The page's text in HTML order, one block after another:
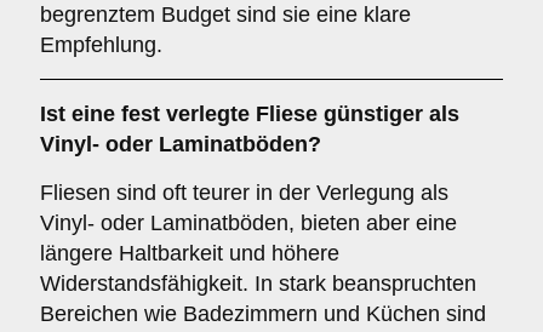
begrenztem Budget sind sie eine klare
Empfehlung.
Ist eine fest verlegte Fliese günstiger als
Vinyl- oder Laminatböden?
Fliesen sind oft teurer in der Verlegung als
Vinyl- oder Laminatböden, bieten aber eine
längere Haltbarkeit und höhere
Widerstandsfähigkeit. In stark beanspruchten
Bereichen wie Badezimmern und Küchen sind